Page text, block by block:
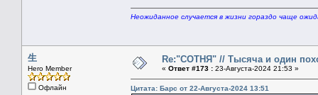
Неожиданное случается в жизни гораздо чаще
生
Hero Member
Офлайн
Re:"СОТНЯ" // Тысяча и один
« Ответ #173 : 23-Августа-2024 21:53 »
Цитата: Барс от 22-Августа-2024 13:51